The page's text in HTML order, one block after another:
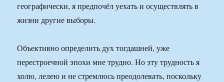
географически, я предпочёл уехать и осуществлять в
жизни другие выборы.
Объективно определить дух тогдашней, уже
перестроечной эпохи мне трудно. Но эту трудность я
холю, лелею и не стремлюсь преодолевать, поскольку